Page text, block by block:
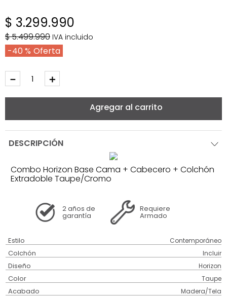
$ 3.299.990
$5.499.990 IVA incluido
40 %
＋
－
Agregar al carrito
DESCRIPCIÓN
Combo Horizon Base Cama + Cabecero + Colchón
Extradoble Taupe/Cromo
2 años de
garantía
Requiere
Armado
Estilo Contemporáneo
Colchón Incluir
Diseño Horizon
Color Taupe
Acabado Madera/Tela